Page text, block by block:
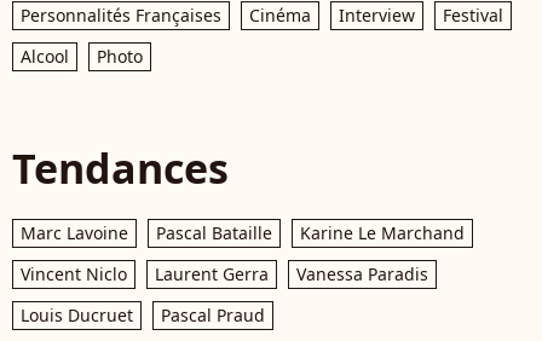
Personnalités Françaises Cinéma Interview
Festival
Alcool
Photo
Tendances
Marc Lavoine Pascal Bataille
Karine Le Marchand
Vincent Niclo
Laurent Gerra
Vanessa Paradis
Louis Ducruet
Pascal Praud